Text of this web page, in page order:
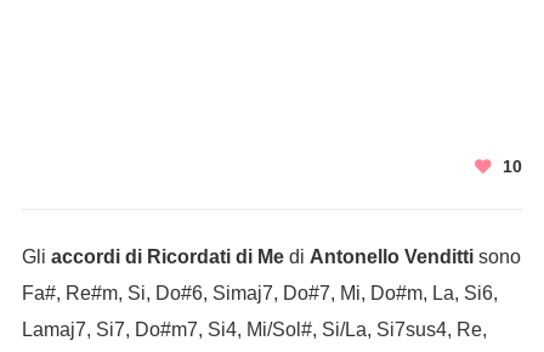
10
Gli accordi di Ricordati di Medi Antonello Vendittisono
Fa#, Re#m, Si, Do#6, Simaj7, Do#7, Mi, Do#m, La, Si6,
Lamaj7, Si7, Do#m7, Si4, Mi/Sol#, Si/La, Si7sus4, Re,